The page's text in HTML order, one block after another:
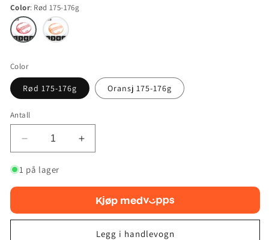
Color Rød 175-176g
Color
Rød 175-176g Oransj 175-176g
Antall
Reduser
antallet
for
GLO
Øk
antallet
Seasonal
GLO
Swarm
1 på lager
Kjøp med
Legg i handlevogn